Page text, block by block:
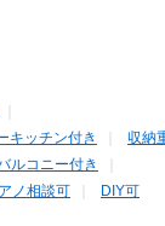
キッチン付き
収納
ルコニー付き
ノ相談可 DIY可